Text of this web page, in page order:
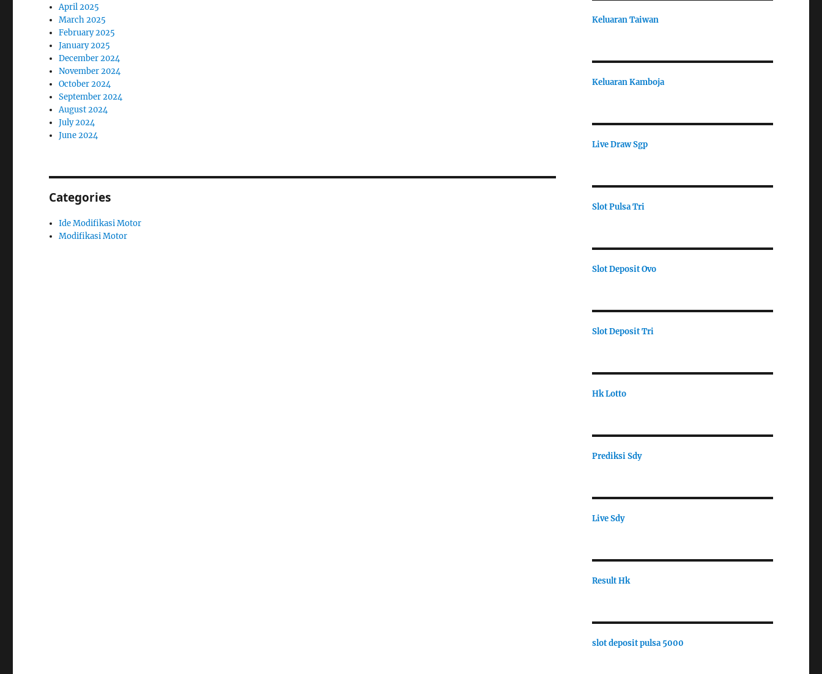
April 2025
March 2025
February 2025
January 2025
December 2024
November 2024
October 2024
September 2024
August 2024
July 2024
June 2024
Categories
Ide Modifikasi Motor
Modifikasi Motor
Keluaran Taiwan
Keluaran Kamboja
Live Draw Sgp
Slot Pulsa Tri
Slot Deposit Ovo
Slot Deposit Tri
Hk Lotto
Prediksi Sdy
Live Sdy
Result Hk
slot deposit pulsa 5000